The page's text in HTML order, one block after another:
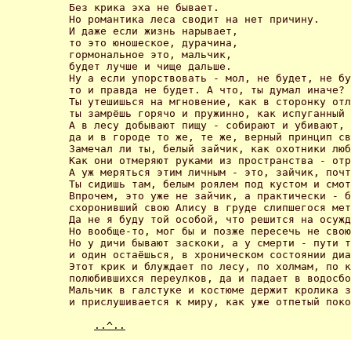
Без крика эха не бывает.
Но романтика леса сводит на нет причину.
И даже если жизнь нарывает,
то это юношеское, дурачина,
гормональное это, мальчик,
будет лучше и чище дальше.
Ну а если упорствовать - мол, не будет, не
то и правда не будет. А что, ты думал иначе?
Ты утешишься на мгновение, как в сторонку
ты замрёшь горячо и пружинно, как испуганный
А в лесу добывают пищу - собирают и убивают,
да и в городе то же, те же, верный принцип
Замечал ли ты, белый зайчик, как охотники
Как они отмеряют руками из пространства -
А уж меряться этим личным - это, зайчик,
Ты сидишь там, белым роялем под кустом и
Впрочем, это уже не зайчик, а практически -
схоронивший свою Алису в груде слипшегося
Да не я буду той особой, что решится на
Но вообще-то, мог бы и позже пересечь не
Но у дичи бывают заскоки, а у смерти - пути
и один остаёшься, в хроническом состоянии
Этот крик и блуждает по лесу, по холмам, по
полюбившихся переулков, да и падает в
Мальчик в галстуке и костюме держит кролика
и прислушивается к миру, как уже отпетый
..^..